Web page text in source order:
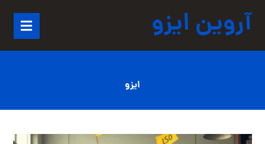
آروین ایزو
ایزو